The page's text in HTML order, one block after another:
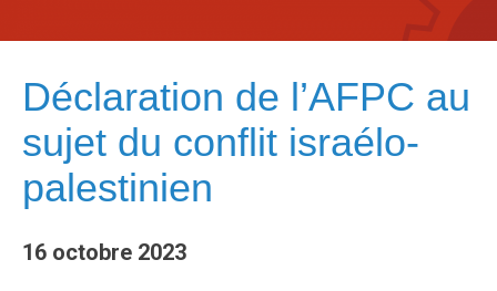
Déclaration de l’AFPC au
sujet du conflit israélo-
palestinien
16 octobre 2023